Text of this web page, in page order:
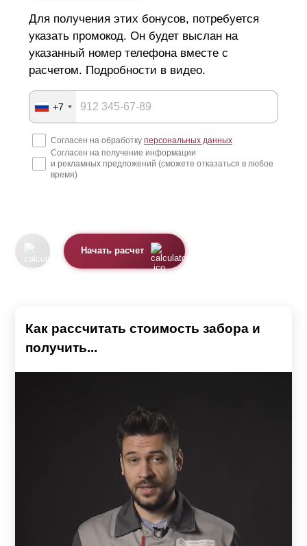
Для получения этих бонусов, потребуется
указать промокод. Он будет выслан на
указанный номер телефона вместе с
расчетом. Подробности в видео.
+7
Согласен на обработку персональных данных
Согласен на получение информации
и рекламных предложений (сможете отказаться в любое
время)
Начать расчет
Как рассчитать стоимость забора и
получить...